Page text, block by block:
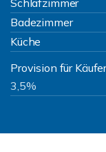
Schlafzimmer
Badezimmer
Küche
Provision für
3,5%